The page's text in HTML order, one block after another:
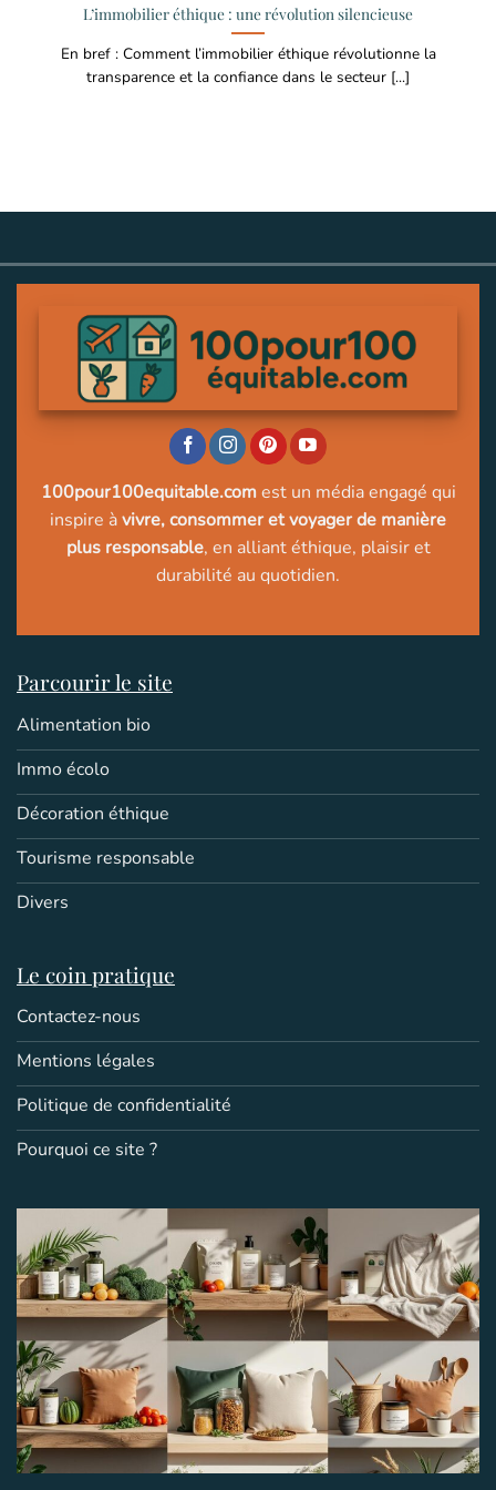
L’immobilier éthique : une révolution silencieuse
En bref : Comment l’immobilier éthique révolutionne la
transparence et la confiance dans le secteur [...]
100pour100equitable.comest un média engagé qui
inspire àvivre, consommer et voyager de manière
plus responsable, en alliant éthique, plaisir et
durabilité au quotidien.
Parcourir le site
Alimentation bio
Immo écolo
Décoration éthique
Tourisme responsable
Divers
Le coin pratique
Contactez-nous
Mentions légales
Politique de confidentialité
Pourquoi ce site ?